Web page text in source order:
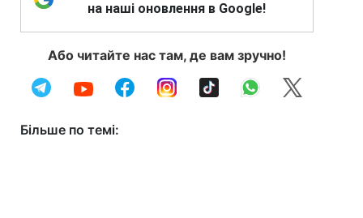
на наші оновлення в Google!
Або читайте нас там, де вам зручно!
Більше по темі: